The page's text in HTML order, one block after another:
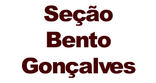
Seção
Bento
Gonçalves